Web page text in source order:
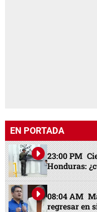
EN PORTADA
23:00 PM
Honduras:
08:04 AM
regresar en